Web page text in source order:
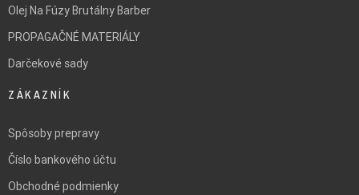
Olej Na Fúzy Brutálny Barber
PROPAGAČNÉ MATERIÁLY
Darčekové sady
ZÁKAZNÍK
Spôsoby prepravy
Číslo bankového účtu
Obchodné podmienky